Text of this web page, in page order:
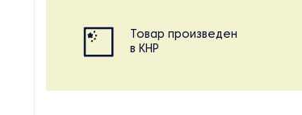
Товар произведен
в КНР